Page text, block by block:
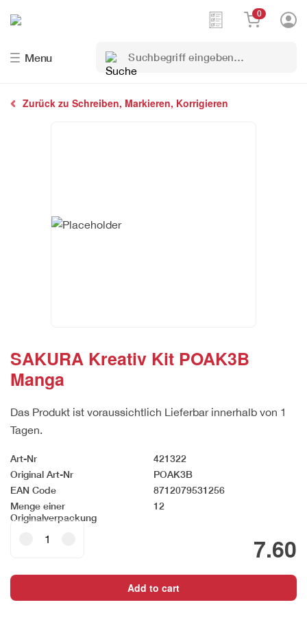
Menu
Suchbegriff
eingeben…
0
Zurück zu Schreiben, Markieren, Korrigieren
SAKURA Kreativ Kit POAK3B
Manga
Das Produkt ist voraussichtlich Lieferbar innerhalb von 1
Tagen.
Art-Nr
421322
Original Art-Nr
POAK3B
EAN Code
8712079531256
Menge einer
Originalverpackung
12
7.60
POAK3B
Manga
Add to cart